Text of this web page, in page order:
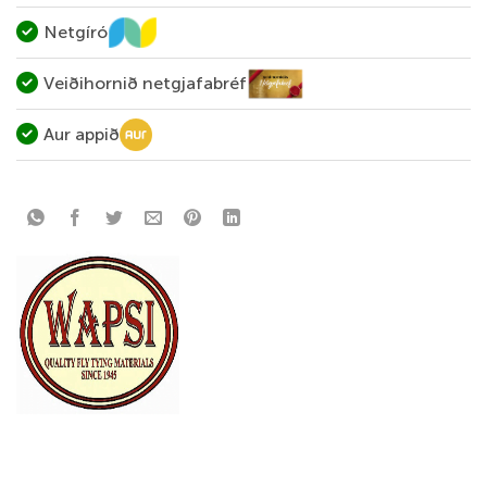
Netgíró
Veiðihornið netgjafabréf
Aur appið